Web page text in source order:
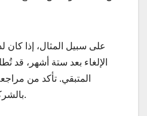
على سبيل المثال، إذا كان
الإلغاء بعد ستة أشهر، قد
المتبقي. تأكد من
بالشركة لفهم الرسوم المحددة.